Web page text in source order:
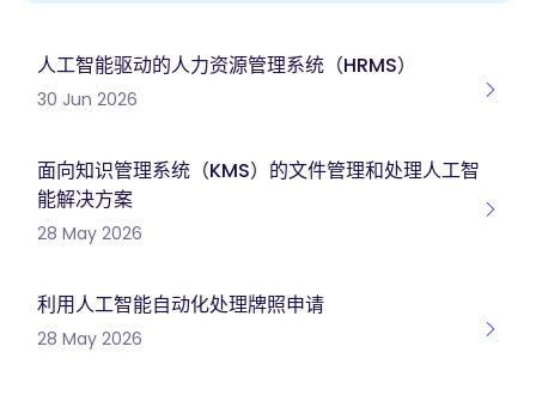
人工智能驱动的人力资源管理系统（HRMS）
30 Jun 2026
面向知识管理系统（KMS）的文件管理和处理人工智
能解决方案
28 May 2026
利用人工智能自动化处理牌照申请
28 May 2026